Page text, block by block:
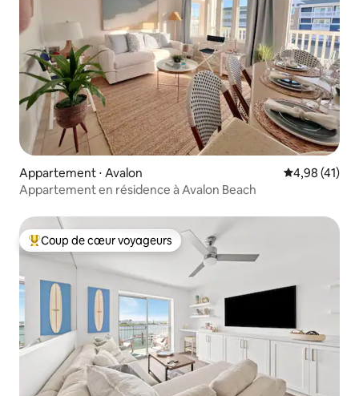
Appartement ⋅ Avalon Évaluation
4,98 (41)
Appartement en résidence à Avalon Beach
Coups de cœur voyageurs les plus appréciés
Coup de cœur voyageurs